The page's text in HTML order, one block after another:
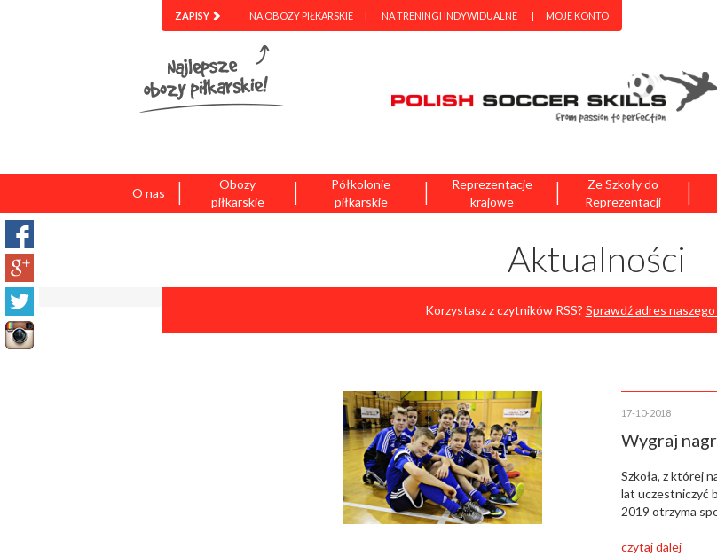
ZAPISY NA OBOZY PIŁKARSKIE NA TRENINGI INDYWIDUALNE MOJE KONTO
O nas
Obozy
piłkarskie
|
Półkolonie
piłkarskie
|
Reprezentacje
krajowe
|
Ze Szkoły do
Reprezentacji
| |
Aktualności
Korzystasz z czytników RSS? Sprawdź adres naszego
17-10-2018
Wygraj
Szkoła, z której
lat uczestniczyć
2019 otrzyma
czytaj dalej